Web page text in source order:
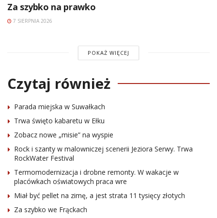
Za szybko na prawko
7 SIERPNIA 2026
POKAŻ WIĘCEJ
Czytaj również
Parada miejska w Suwałkach
Trwa święto kabaretu w Ełku
Zobacz nowe „misie” na wyspie
Rock i szanty w malowniczej scenerii Jeziora Serwy. Trwa
RockWater Festival
Termomodernizacja i drobne remonty. W wakacje w
placówkach oświatowych praca wre
Miał być pellet na zimę, a jest strata 11 tysięcy złotych
Za szybko we Frąckach